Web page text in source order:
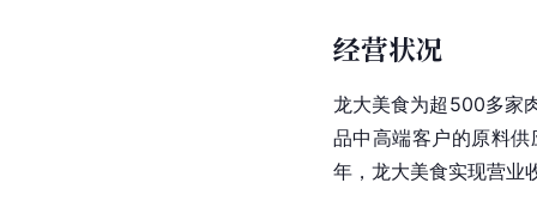
经营状况
龙大美食为超500多家
品中高端客户的原料
年，龙大美食实现营业